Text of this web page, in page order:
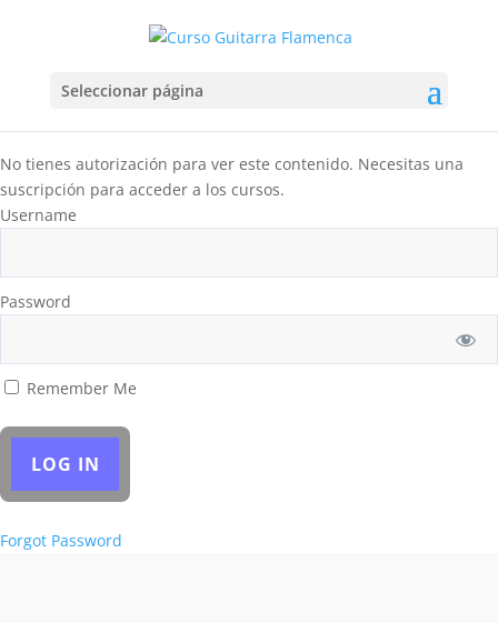
Seleccionar página
No tienes autorización para ver este contenido. Necesitas una
suscripción para acceder a los cursos.
Username
Password
Remember Me
Forgot Password